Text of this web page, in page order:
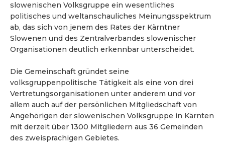
slowenischen Volksgruppe ein wesentliches
politisches und weltanschauliches Meinungsspektrum
ab, das sich von jenem des Rates der Kärntner
Slowenen und des Zentralverbandes slowenischer
Organisationen deutlich erkennbar unterscheidet.
Die Gemeinschaft gründet seine
volksgruppenpolitische Tätigkeit als eine von drei
Vertretungsorganisationen unter anderem und vor
allem auch auf der persönlichen Mitgliedschaft von
Angehörigen der slowenischen Volksgruppe in Kärnten
mit derzeit über 1300 Mitgliedern aus 36 Gemeinden
des zweisprachigen Gebietes.